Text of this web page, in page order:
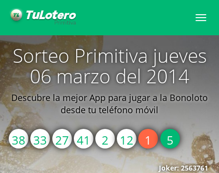
Toggle
Sorteo Primitiva jueves
06 marzo del 2014
Descubre la mejor App para jugar a la Bonoloto
desde tu teléfono móvil
38 33 27 41 2 12 1 5
Joker: 2563761